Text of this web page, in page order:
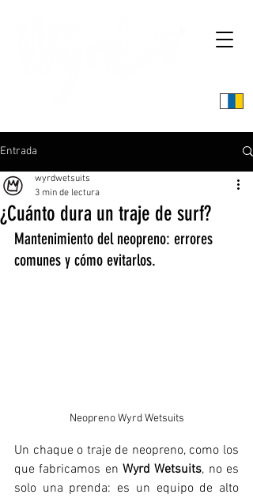
Entrada
¿Cuánto dura un traje de surf?
wyrdwetsuits
3 min de lectura
Mantenimiento del neopreno: errores
comunes y cómo evitarlos.
Neopreno Wyrd Wetsuits
Un chaque o traje de neopreno, como los
que fabricamos en Wyrd Wetsuits, no es
solo una prenda: es un equipo de alto